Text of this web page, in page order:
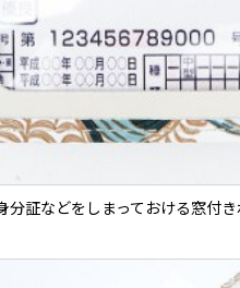
分証などをしまっておける窓付き